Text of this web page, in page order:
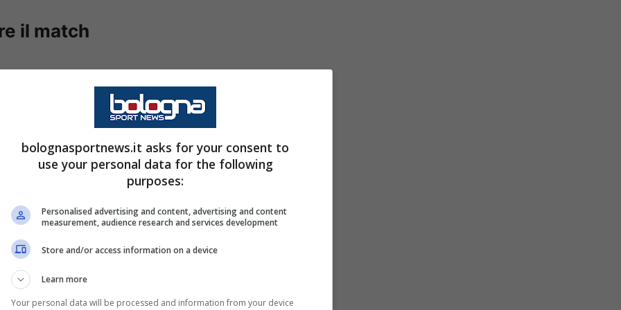
il match
ho molti ragazzi giovani e ho
L’abbiamo preparata con
siamo abituati perché le
e sempre meno, ma vedo che i
positivamente a questi ritmi
partita. Abbiamo giocato
in avanti. Volevamo questo:
crescere e trarne
mi rende contento e
bolognasportnews.it asks for your consent to
use your personal data for the following
purposes:
Personalised advertising and content, advertising and content
measurement, audience research and services development
Store and/or access information on a device
Learn more
Your personal data will be processed and information from your device